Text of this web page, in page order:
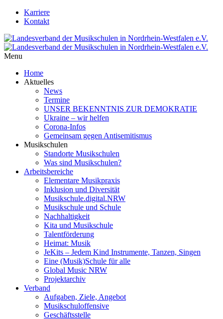
Karriere
Kontakt
Menu
Home
Aktuelles
News
Termine
UNSER BEKENNTNIS ZUR DEMOKRATIE
Ukraine – wir helfen
Corona-Infos
Gemeinsam gegen Antisemitismus
Musikschulen
Standorte Musikschulen
Was sind Musikschulen?
Arbeitsbereiche
Elementare Musikpraxis
Inklusion und Diversität
Musikschule.digital.NRW
Musikschule und Schule
Nachhaltigkeit
Kita und Musikschule
Talentförderung
Heimat: Musik
JeKits – Jedem Kind Instrumente, Tanzen, Singen
Eine (Musik)Schule für alle
Global Music NRW
Projektarchiv
Verband
Aufgaben, Ziele, Angebot
Musikschuloffensive
Geschäftsstelle